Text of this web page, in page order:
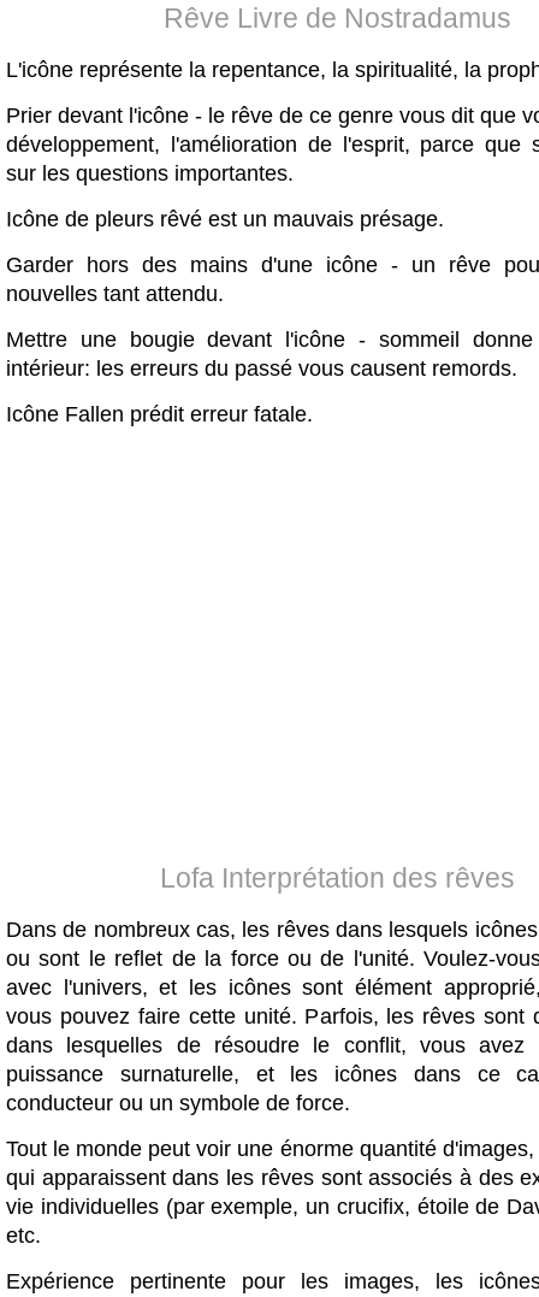
Rêve Livre de Nostradamus
L'icône représente la repentance, la spiritualité, la
Prier devant l'icône - le rêve de ce genre vous dit que
développement, l'amélioration de l'esprit, parce que
sur les questions importantes.
Icône de pleurs rêvé est un mauvais présage.
Garder hors des mains d'une icône - un rêve
nouvelles tant attendu.
Mettre une bougie devant l'icône - sommeil
intérieur: les erreurs du passé vous causent remords.
Icône Fallen prédit erreur fatale.
Lofa Interprétation des rêves
Dans de nombreux cas, les rêves dans lesquels
ou sont le reflet de la force ou de l'unité. Voulez-
avec l'univers, et les icônes sont élément
vous pouvez faire cette unité. Parfois, les rêves sont
dans lesquelles de résoudre le conflit, vous avez
puissance surnaturelle, et les icônes dans ce
conducteur ou un symbole de force.
Tout le monde peut voir une énorme quantité
qui apparaissent dans les rêves sont associés à des
vie individuelles (par exemple, un crucifix, étoile de
etc.
Expérience pertinente pour les images, les